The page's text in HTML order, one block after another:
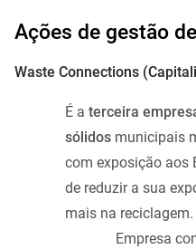
Ações de gestão
Waste Connections
É a terceira
sólidos municipais
com exposição aos
de reduzir a sua
mais na reciclagem.
Empresa